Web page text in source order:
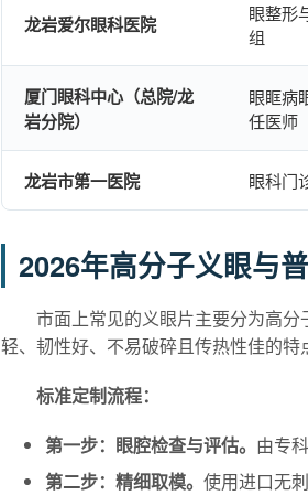
龙岩爱尔眼科医院
眼整形
组
厦门眼科中心（总院/龙
岩分院）
眼眶病
任医师
龙岩市第一医院 眼科门
2026年高分子义眼与
市面上常见的义眼片主要分为高
轻、韧性好、不易破碎且传热性佳的特
标准定制流程：
第一步：眼腔检查与评估。 由专
第二步：精细取模。 使用进口无